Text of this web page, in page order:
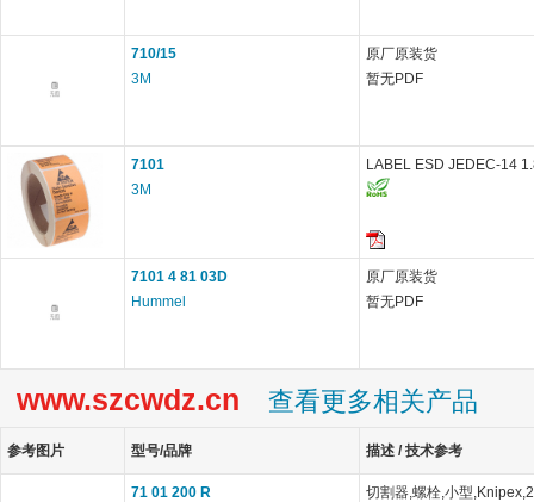
710/15
3M
原厂原装货
暂无PDF
7101
3M
LABEL ESD JEDEC-14
7101 4 81 03D
Hummel
原厂原装货
暂无PDF
www.szcwdz.cn 查看更多相关产品
参考图片 型号/品牌 描述 / 技术参考
71 01 200 R
切割器,螺栓,小型